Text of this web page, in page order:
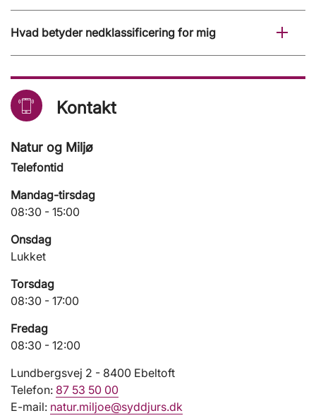
Hvad betyder nedklassificering for mig
Kontakt
Natur og Miljø
Telefontid
Mandag-tirsdag
08:30 - 15:00
Onsdag
Lukket
Torsdag
08:30 - 17:00
Fredag
08:30 - 12:00
Lundbergsvej 2 - 8400 Ebeltoft
Telefon: 87 53 50 00
E-mail: natur.miljoe@syddjurs.dk